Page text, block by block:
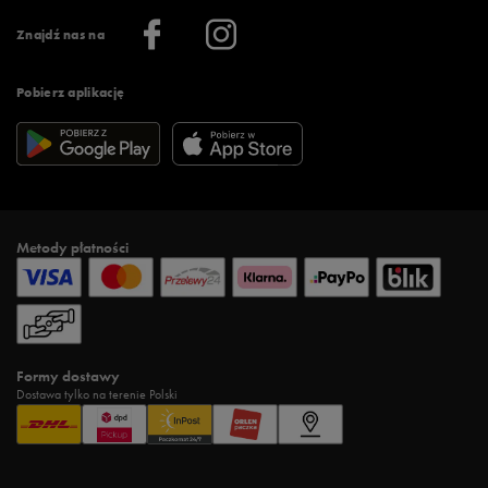
Znajdź nas na
Pobierz aplikację
Więcej regulaminów >
Informacje o firmie
Metody płatności
Formy dostawy
Dostawa tylko na terenie Polski